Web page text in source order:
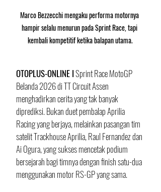
Marco Bezzecchi mengaku performa motornya
hampir selalu menurun pada Sprint Race, tapi
kembali kompetitif ketika balapan utama.
OTOPLUS-ONLINE I Sprint Race MotoGP
Belanda 2026 di TT Circuit Assen
menghadirkan cerita yang tak banyak
diprediksi. Bukan duet pembalap Aprilia
Racing yang berjaya, melainkan pasangan tim
satelit Trackhouse Aprilia, Raul Fernandez dan
Ai Ogura, yang sukses mencetak podium
bersejarah bagi timnya dengan finish satu-dua
menggunakan motor RS-GP yang sama.